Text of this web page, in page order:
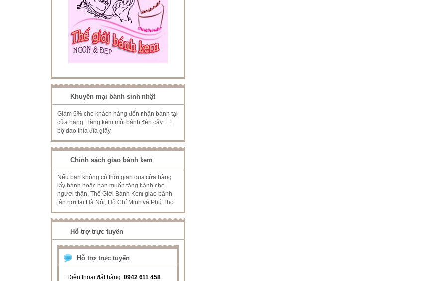
Khuyến mại bánh sinh nhật
Giảm 5% cho khách hàng đến nhận bánh tại
cửa hàng. Tặng kèm mỗi bánh đèn cầy + 1
bộ dao thìa đĩa giấy.
Chính sách giao bánh kem
Nếu bạn không có thời gian qua cửa hàng
lấy bánh hoặc bạn muốn tặng bánh cho
người thân, Thế Giới Bánh Kem giao bánh
tận nơi tại Hà Nội, Hồ Chí Minh và Phú Thọ
Hỗ trợ trực tuyến
Hỗ trợ trực tuyến
Điện thoại đặt hàng: 0942 611 458